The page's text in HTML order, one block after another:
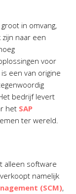
in omvang,
naar een
voor
een van origine
bedrijf levert
het SAP
ter wereld.
alleen software
namelijk
(SCM),